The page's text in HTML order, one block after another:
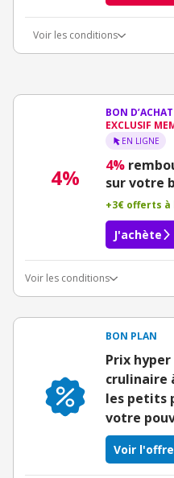
Voir les conditions
Offre réservée à une toute
4%
BON
EXCLUSIF
EN LIGNE
4%
sur votre
+3€ offerts
J'achète
Voir les conditions
BON PLAN
Prix
crulinaire
les petits
votre
Voir l'offre